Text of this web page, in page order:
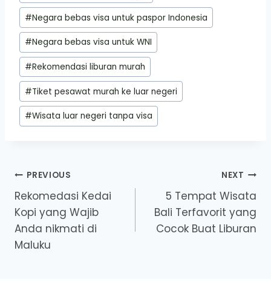
#Negara bebas visa untuk paspor Indonesia
#Negara bebas visa untuk WNI
#Rekomendasi liburan murah
#Tiket pesawat murah ke luar negeri
#Wisata luar negeri tanpa visa
Post
navigation
PREVIOUS
Rekomedasi Kedai
Kopi yang Wajib
Anda nikmati di
Maluku
NEXT
5 Tempat Wisata
Bali Terfavorit yang
Cocok Buat Liburan